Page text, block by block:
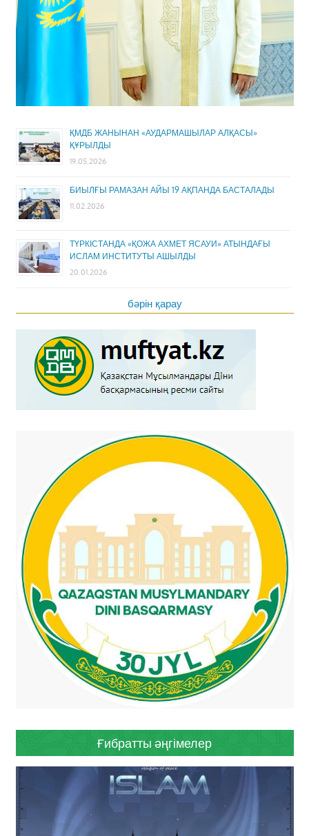
ҚМДБ ЖАНЫНАН «АУДАРМАШЫЛАР АЛҚАСЫ»
ҚҰРЫЛДЫ
19.05.2026
БИЫЛҒЫ РАМАЗАН АЙЫ 19 АҚПАНДА БАСТАЛАДЫ
11.02.2026
ТҮРКІСТАНДА «ҚОЖА АХМЕТ ЯСАУИ» АТЫНДАҒЫ
ИСЛАМ ИНСТИТУТЫ АШЫЛДЫ
20.01.2026
бәрін қарау
Ғибратты әңгімелер